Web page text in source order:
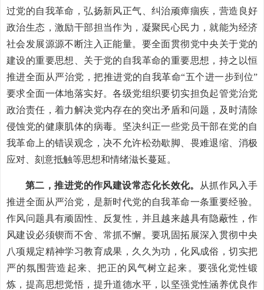
过党的自我革命，弘扬新风正气、纠治顽瘴痼疾，营造良好
政治生态，激励干部担当作为，凝聚民心民力，就能为经济
社会发展源源不断注入正能量。要全面贯彻党中央关于党的
建设的重要思想、关于党的自我革命的重要思想，持之以恒
推进全面从严治党，把推进党的自我革命“五个进一步到位”
要求全面一体地落实好。各级党组织要切实担负起管党治党
政治责任，着力解决党内存在的突出矛盾和问题，及时清除
侵蚀党的健康肌体的病毒。坚决纠正一些党员干部在党的自
我革命上的错误观念，决不允许松劲歇脚、畏难退缩、消极
应对、刻意抵触等思想和情绪滋长蔓延。
第二，推进党的作风建设常态化长效化。
从抓作风入手
推进全面从严治党，是新时代党的自我革命一条重要经验。
作风问题具有顽固性、反复性，并且越来越具有隐蔽性，作
风建设必须锲而不舍、常抓不懈。要巩固拓展深入贯彻中央
八项规定精神学习教育成果，久久为功，化风成俗，切实把
严的氛围营造起来、把正的风气树立起来。要强化党性锻
炼，提高思想觉悟，提升道德水平，以坚强党性涵养优良作